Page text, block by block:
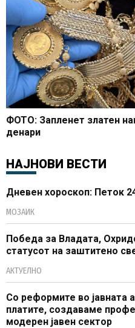
ФОТО: Запленет златен
денари
НАЈНОВИ ВЕСТИ
Дневен хороскоп: Петок
МОЗАИК
Победа за Владата,
статусот на заштитено
АКТУЕЛНО
Со реформите во јавната
платите, создаваме
модерен јавен сектор